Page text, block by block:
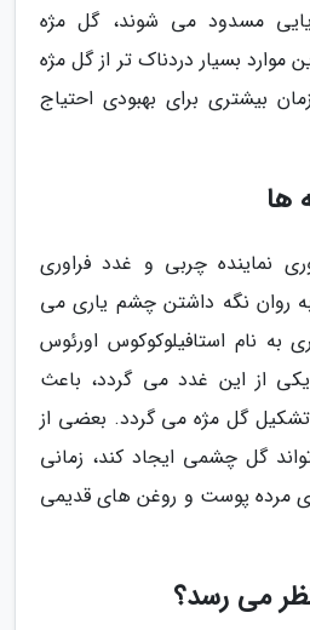
مسدود می شوند، گل مژه
موارد بسیار دردناک تر از گل مژه
بیشتری برای بهبودی احتیاج
ها
نماینده چربی و غدد فراوری
روان نگه داشتن چشم یاری می
به نام استافیلوکوکوس اورئوس
از این غدد می گردد، باعث
گل مژه می گردد. بعضی از
گل چشمی ایجاد کند، زمانی
مرده پوست و روغن های قدیمی
می رسد؟